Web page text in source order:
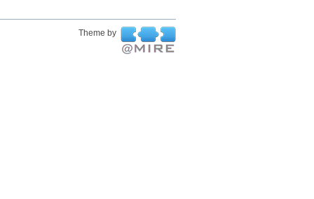
Theme by